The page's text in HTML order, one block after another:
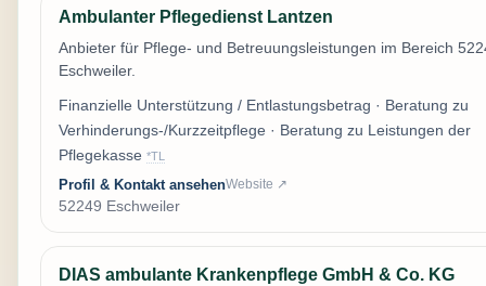
Ambulanter Pflegedienst Lantzen
Anbieter für Pflege- und Betreuungsleistungen im Bereich
Eschweiler.
Finanzielle Unterstützung / Entlastungsbetrag · Beratung zu
Verhinderungs-/Kurzzeitpflege · Beratung zu Leistungen der
Pflegekasse *TL
Profil & Kontakt ansehenWebsite ↗
52249 Eschweiler
DIAS ambulante Krankenpflege GmbH & Co. KG